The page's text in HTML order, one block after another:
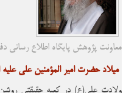
معاونت پژوهش پایگاه اطلاع رسانی
میلاد حضرت امیر المؤمنین علی علیه
ولادت على(ع) در کعبه حقیقتى